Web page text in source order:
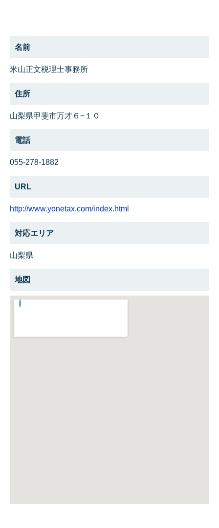
名前
米山正文税理士事務所
住所
山梨県甲斐市万才６−１０
電話
055-278-1882
URL
http://www.yonetax.com/index.html
対応エリア
山梨県
地図